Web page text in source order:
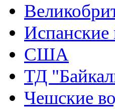
Испанские
США
ТД
Чешские